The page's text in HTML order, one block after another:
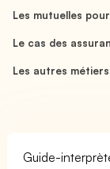
Les mutuelles
Le cas des
Les autres
Guide-